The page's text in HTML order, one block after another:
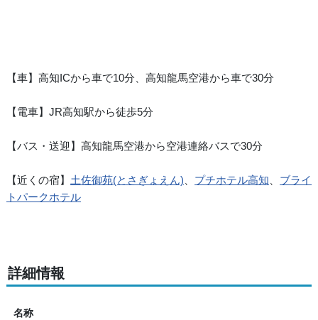
【車】高知ICから車で10分、高知龍馬空港から車で30分
【電車】JR高知駅から徒歩5分
【バス・送迎】高知龍馬空港から空港連絡バスで30分
【近くの宿】 土佐御苑(とさぎょえん) プチホテル高知
ブライ
トパークホテル
詳細情報
名称